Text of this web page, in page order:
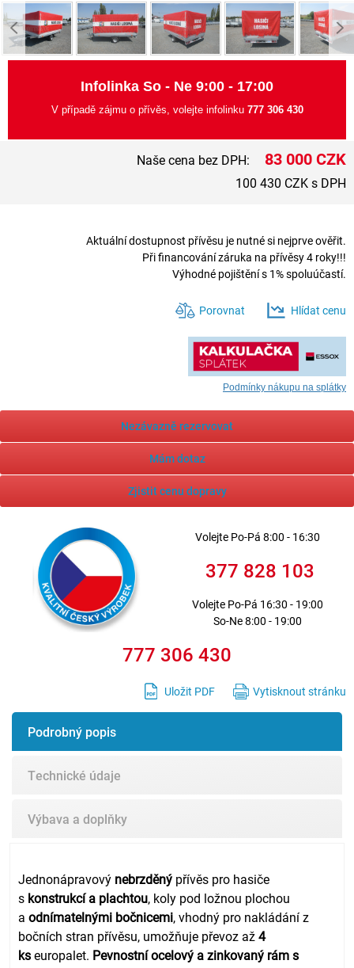
Infolinka So - Ne 9:00 - 17:00
V případě zájmu o přívěs, volejte infolinku 777 306 430
Naše cena bez DPH: 83 000 CZK
100 430 CZK s DPH
Aktuální dostupnost přívěsu je nutné si nejprve ověřit.
Při financování záruka na přívěsy 4 roky!!!
Výhodné pojištění s 1% spoluúčastí.
Porovnat Hlídat cenu
Podmínky nákupu na splátky
Nezávazně rezervovat
Mám dotaz
Zjistit cenu dopravy
Volejte Po-Pá 8:00 - 16:30
377 828 103
Volejte Po-Pá 16:30 - 19:00
So-Ne 8:00 - 19:00
777 306 430
Uložit PDF Vytisknout stránku
Podrobný popis
Technické údaje
Výbava a doplňky
Jednonápravový nebrzděný přívěs pro hasiče
s konstrukcí a plachtou, koly pod ložnou plochou
a odnímatelnými bočnicemi, vhodný pro nakládání z
bočních stran přívěsu, umožňuje převoz až4
kseuropalet. Pevnostní ocelový a zinkovaný rám s